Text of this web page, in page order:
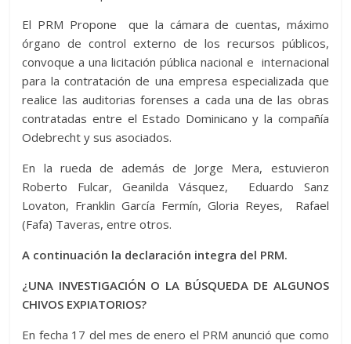
El PRM Propone que la cámara de cuentas, máximo
órgano de control externo de los recursos públicos,
convoque a una licitación pública nacional e internacional
para la contratación de una empresa especializada que
realice las auditorias forenses a cada una de las obras
contratadas entre el Estado Dominicano y la compañía
Odebrecht y sus asociados.
En la rueda de además de Jorge Mera, estuvieron
Roberto Fulcar, Geanilda Vásquez, Eduardo Sanz
Lovaton, Franklin García Fermín, Gloria Reyes, Rafael
(Fafa) Taveras, entre otros.
A continuación la declaración integra del PRM.
¿UNA INVESTIGACIÓN O LA BÚSQUEDA DE ALGUNOS
CHIVOS EXPIATORIOS?
En fecha 17 del mes de enero el PRM anunció que como